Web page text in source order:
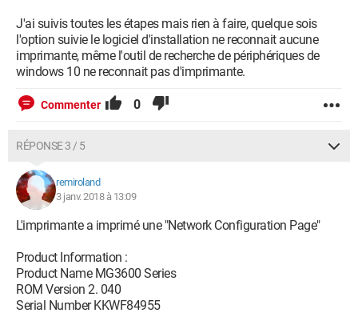
J'ai suivis toutes les étapes mais rien à faire, quelque sois
l'option suivie le logiciel d'installation ne reconnait aucune
imprimante, même l'outil de recherche de périphériques de
windows 10 ne reconnait pas d'imprimante.
Commenter 0
RÉPONSE 3 / 5
remiroland
3 janv. 2018 à 13:09
L'imprimante a imprimé une "Network Configuration Page"
Product Information :
Product Name MG3600 Series
ROM Version 2. 040
Serial Number KKWF84955